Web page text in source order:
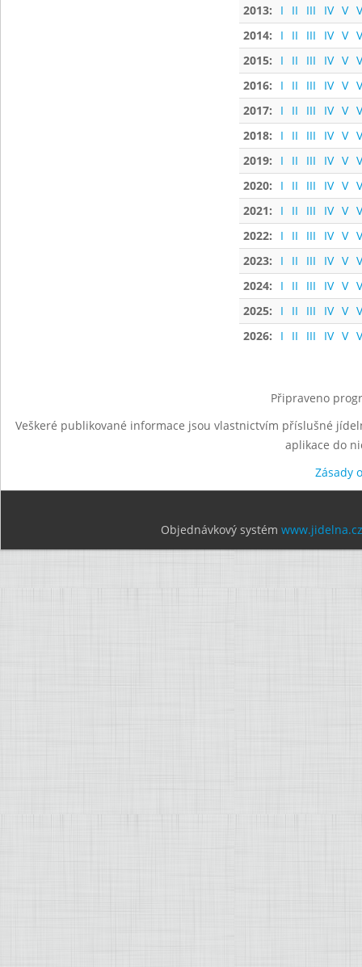
2013: I II III IV V
2014:
I II III IV V
2015:
I II III IV V
2016:
I II III IV V
2017:
I II III IV V
2018:
I II III IV V
2019:
I II III IV V
2020:
I II III IV V
2021:
I II III IV V
2022:
I II III IV V
2023:
I II III IV V
2024:
I II III IV V
2025:
I II III IV V
2026:
I II III IV V
Připraveno
Veškeré publikované informace jsou vlastnictvím příslušné
aplikace do
Zásady
Objednávkový systém www.jidelna.cz